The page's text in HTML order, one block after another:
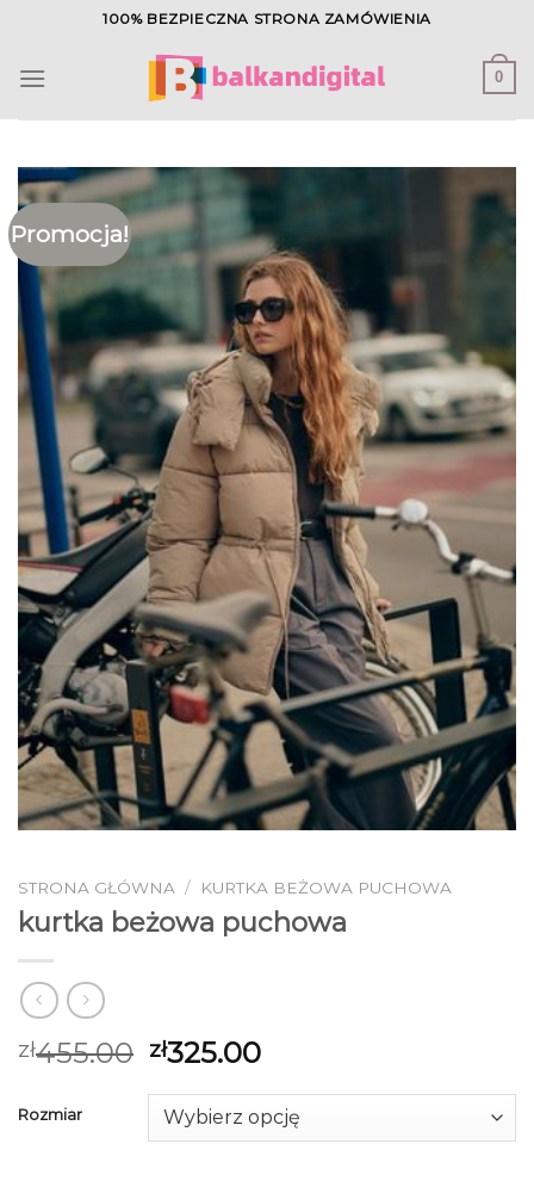
content
100% BEZPIECZNA STRONA ZAMÓWIENIA
0
Promocja!
STRONA GŁÓWNA / KURTKA BEŻOWA PUCHOWA
kurtka beżowa puchowa
zł455.00 zł325.00
Rozmiar